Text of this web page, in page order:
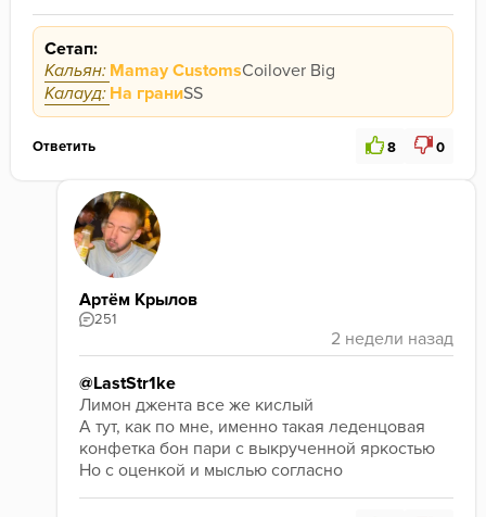
Сетап:
Кальян: Mamay CustomsCoilover Big
Калауд: На граниSS
Ответить 8 0
Артём Крылов
251
@LastStr1ke
Лимон джента все же кислый
А тут, как по мне, именно такая леденцовая
конфетка бон пари с выкрученной яркостью
Но с оценкой и мыслью согласно